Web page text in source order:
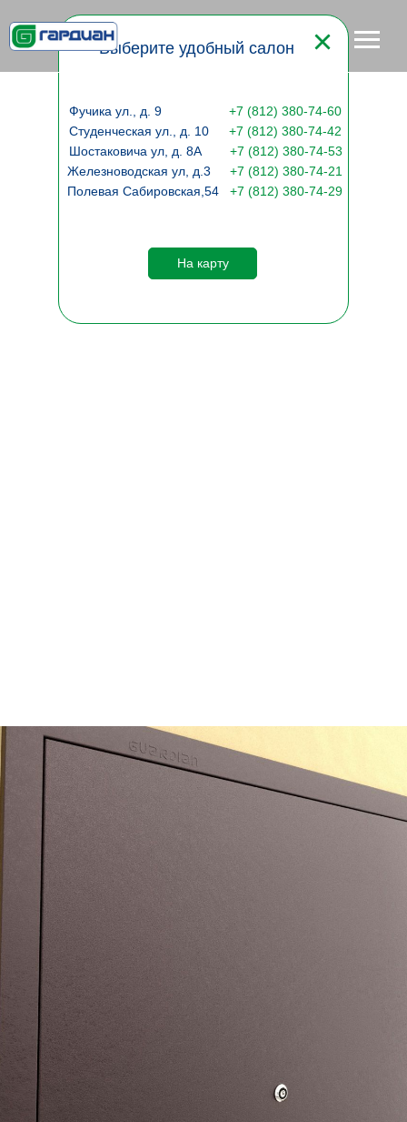
Выберите удобный салон
Железноводская ул, д.3
Полевая Сабировская,54
Студенческая ул., д. 10
Шостаковича ул, д. 8А
Фучика ул., д. 9
+7 (812) 380-74-21
+7 (812) 380-74-29
+7 (812) 380-74-42
+7 (812) 380-74-53
+7 (812) 380-74-60
На карту